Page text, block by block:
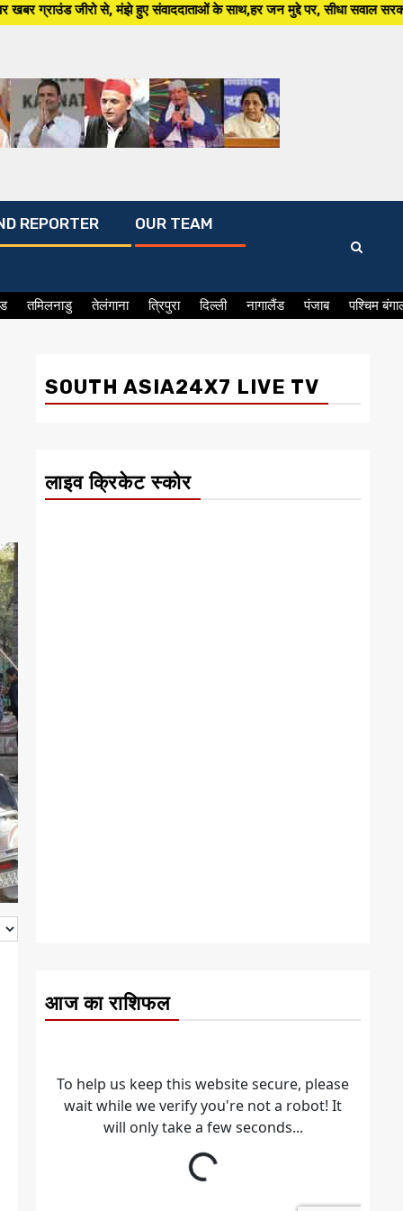
से, मंझे हुए संवाददाताओं के साथ,हर जन मुद्दे पर, सीधा सवाल सरकार से
REPORTER OUR TEAM
तमिलनाडु तेलंगाना त्रिपुरा दिल्ली नागालैंड पंजाब पश्चिम
SOUTH ASIA24X7 LIVE TV
लाइव क्रिकेट स्कोर
आज का राशिफल